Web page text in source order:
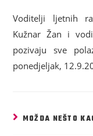
Voditelji ljetnih
Kužnar Žan i
pozivaju sve
ponedjeljak,
MOŽDA NEŠTO